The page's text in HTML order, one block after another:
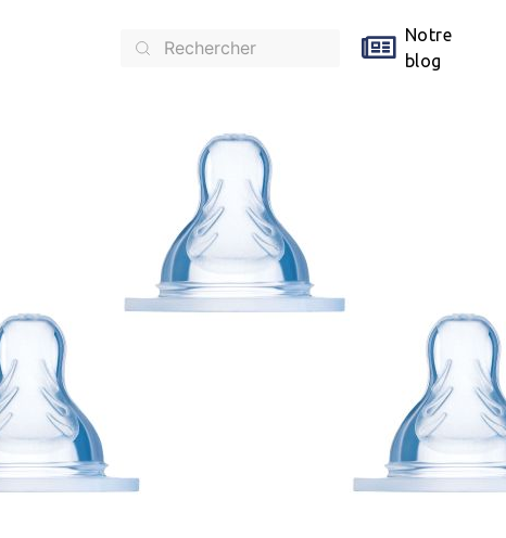
Notre
blog